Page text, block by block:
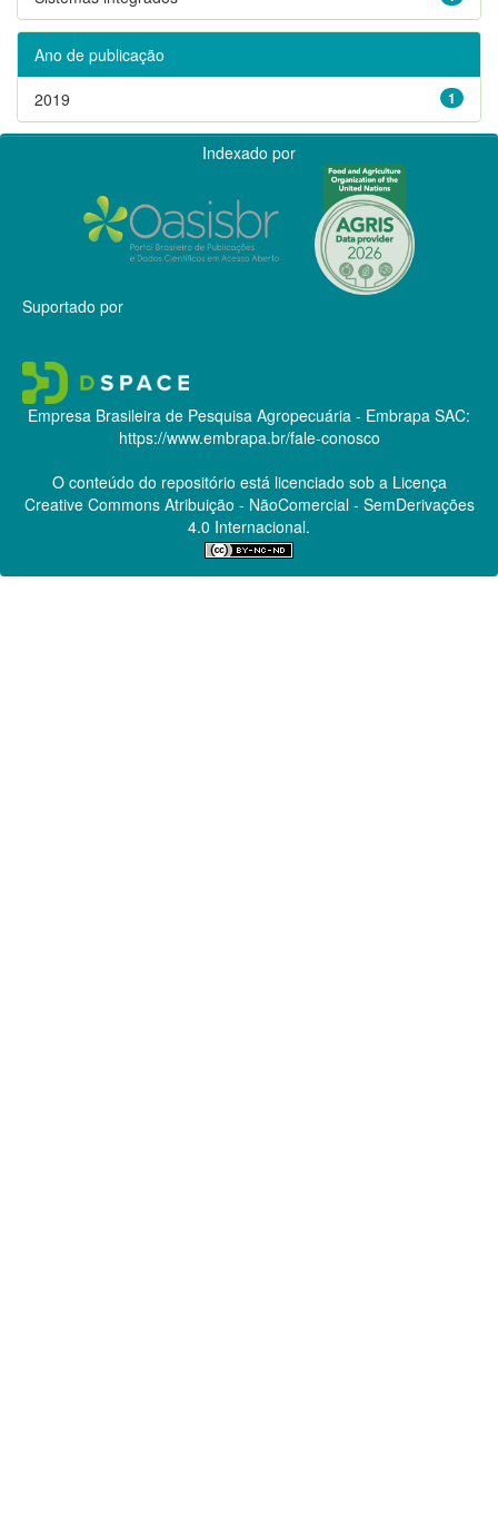
Ano de publicação
1
2019
Indexado por
Suportado por
Empresa Brasileira de Pesquisa Agropecuária - Embrapa SAC:
https://www.embrapa.br/fale-conosco
O conteúdo do repositório está licenciado sob a Licença
Creative CommonsAtribuição - NãoComercial - SemDerivações
4.0 Internacional.